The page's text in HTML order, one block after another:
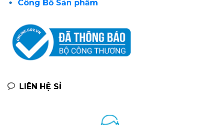
Công Bố Sản phẩm
LIÊN HỆ SỈ